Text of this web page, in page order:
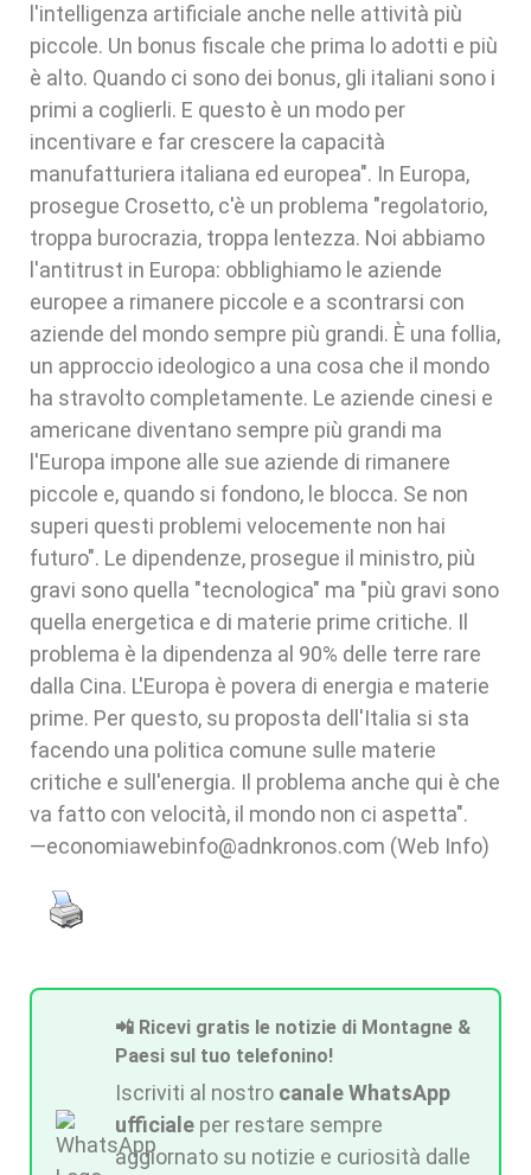
l'intelligenza artificiale anche nelle attività più
piccole. Un bonus fiscale che prima lo adotti e più
è alto. Quando ci sono dei bonus, gli italiani sono i
primi a coglierli. E questo è un modo per
incentivare e far crescere la capacità
manufatturiera italiana ed europea". In Europa,
prosegue Crosetto, c'è un problema "regolatorio,
troppa burocrazia, troppa lentezza. Noi abbiamo
l'antitrust in Europa: obblighiamo le aziende
europee a rimanere piccole e a scontrarsi con
aziende del mondo sempre più grandi. È una follia,
un approccio ideologico a una cosa che il mondo
ha stravolto completamente. Le aziende cinesi e
americane diventano sempre più grandi ma
l'Europa impone alle sue aziende di rimanere
piccole e, quando si fondono, le blocca. Se non
superi questi problemi velocemente non hai
futuro". Le dipendenze, prosegue il ministro, più
gravi sono quella "tecnologica" ma "più gravi sono
quella energetica e di materie prime critiche. Il
problema è la dipendenza al 90% delle terre rare
dalla Cina. L'Europa è povera di energia e materie
prime. Per questo, su proposta dell'Italia si sta
facendo una politica comune sulle materie
critiche e sull'energia. Il problema anche qui è che
va fatto con velocità, il mondo non ci aspetta".
—economiawebinfo@adnkronos.com (Web Info)
📲 Ricevi gratis le notizie di Montagne &
Paesi sul tuo telefonino!
Iscriviti al nostro canale WhatsApp
ufficiale per restare sempre
aggiornato su notizie e curiosità dalle